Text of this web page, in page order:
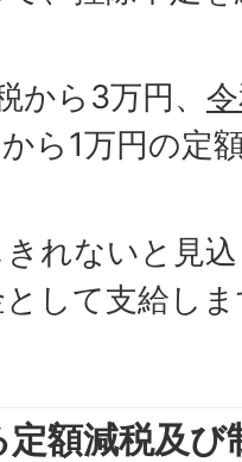
から3万円、
ら1万円の定
れないと見
して支給し
定額減税及